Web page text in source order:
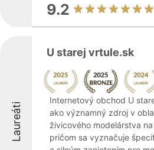
9.2
Laureáti
U starej vrtule.sk
Internetový obchod U
ako významný zdroj v
živicového modelárstva
pričom sa vyznačuje